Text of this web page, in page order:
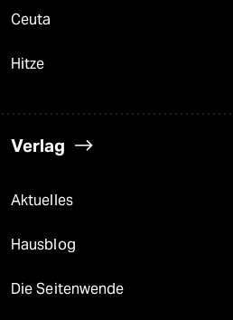
Ceuta
Hitze
Verlag
Aktuelles
Hausblog
Die Seitenwende